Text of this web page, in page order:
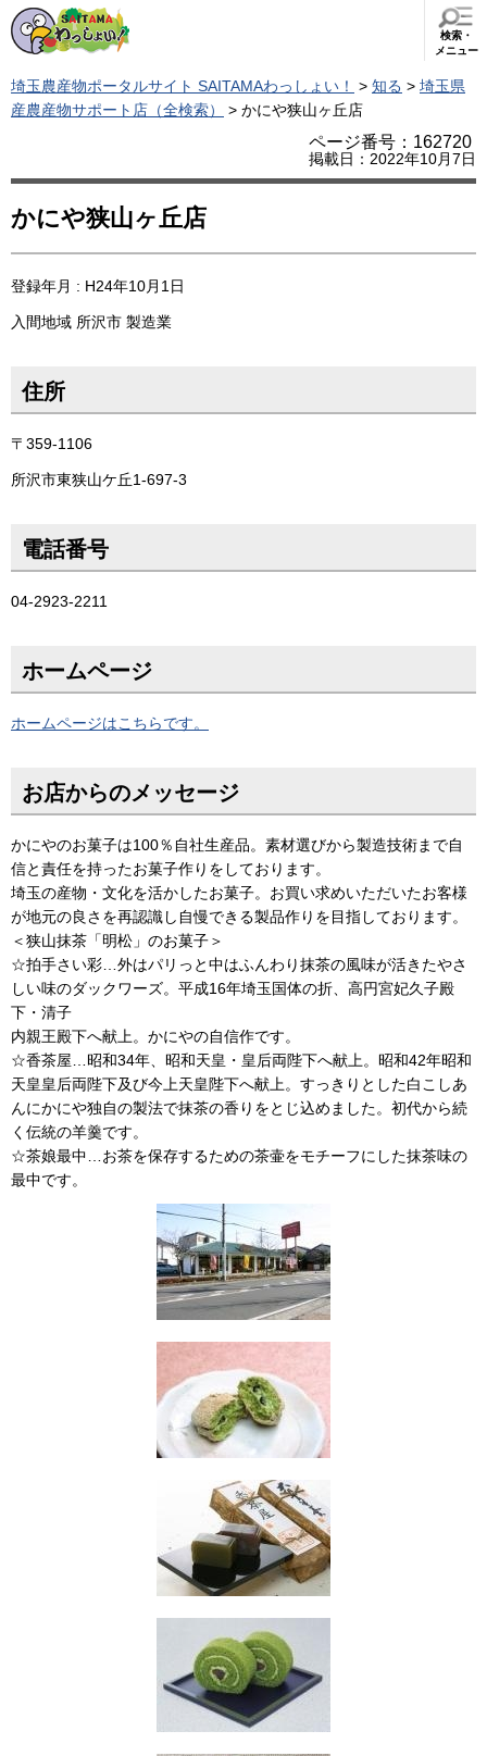
検索・
メニュー
埼玉農産物ポータルサイト SAITAMAわっしょい！ > 知る > 埼玉県
産農産物サポート店（全検索）
> かにや狭山ヶ丘店
ページ番号：162720
掲載日：2022年10月7日
かにや狭山ヶ丘店
登録年月 : H24年10月1日
入間地域 所沢市 製造業
住所
〒359-1106
所沢市東狭山ケ丘1-697-3
電話番号
04-2923-2211
ホームページ
ホームページはこちらです。
お店からのメッセージ
かにやのお菓子は100％自社生産品。素材選びから製造技術まで自
信と責任を持ったお菓子作りをしております。
埼玉の産物・文化を活かしたお菓子。お買い求めいただいたお客様
が地元の良さを再認識し自慢できる製品作りを目指しております。
＜狭山抹茶「明松」のお菓子＞
☆拍手さい彩…外はパリっと中はふんわり抹茶の風味が活きたやさ
しい味のダックワーズ。平成16年埼玉国体の折、高円宮妃久子殿
下・清子
内親王殿下へ献上。かにやの自信作です。
☆香茶屋…昭和34年、昭和天皇・皇后両陛下へ献上。昭和42年昭和
天皇皇后両陛下及び今上天皇陛下へ献上。すっきりとした白こしあ
んにかにや独自の製法で抹茶の香りをとじ込めました。初代から続
く伝統の羊羹です。
☆茶娘最中…お茶を保存するための茶壷をモチーフにした抹茶味の
最中です。